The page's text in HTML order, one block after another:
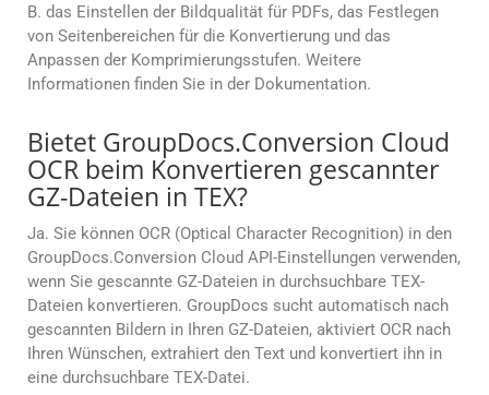
B. das Einstellen der Bildqualität für PDFs, das Festlegen
von Seitenbereichen für die Konvertierung und das
Anpassen der Komprimierungsstufen. Weitere
Informationen finden Sie in der Dokumentation.
Bietet GroupDocs.Conversion Cloud
OCR beim Konvertieren gescannter
GZ-Dateien in TEX?
Ja. Sie können OCR (Optical Character Recognition) in den
GroupDocs.Conversion Cloud API-Einstellungen verwenden,
wenn Sie gescannte GZ-Dateien in durchsuchbare TEX-
Dateien konvertieren. GroupDocs sucht automatisch nach
gescannten Bildern in Ihren GZ-Dateien, aktiviert OCR nach
Ihren Wünschen, extrahiert den Text und konvertiert ihn in
eine durchsuchbare TEX-Datei.